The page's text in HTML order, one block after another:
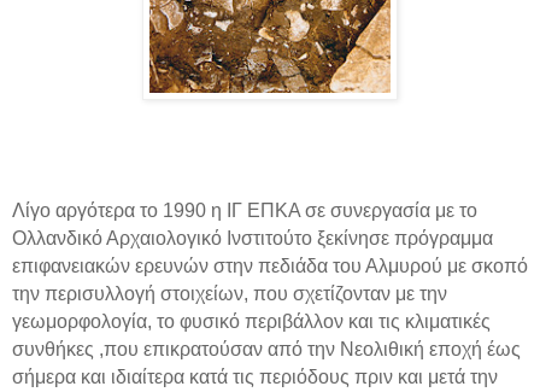
Λίγο αργότερα το 1990 η ΙΓ ΕΠΚΑ σε συνεργασία με το
Ολλανδικό Αρχαιολογικό Ινστιτούτο ξεκίνησε πρόγραμμα
επιφανειακών ερευνών στην πεδιάδα του Αλμυρού με σκοπό
την περισυλλογή στοιχείων, που σχετίζονταν με την
γεωμορφολογία, το φυσικό περιβάλλον και τις κλιματικές
συνθήκες ,που επικρατούσαν από την Νεολιθική εποχή έως
σήμερα και ιδιαίτερα κατά τις περιόδους πριν και μετά την